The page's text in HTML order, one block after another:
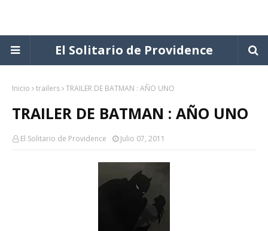
El Solitario de Providence
Inicio trailers TRAILER DE BATMAN : AÑO UNO
TRAILER DE BATMAN : AÑO UNO
El Solitario de Providence Julio 07, 2011